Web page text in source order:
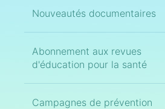
Nouveautés documentaires
Abonnement aux revues
d'éducation pour la santé
Campagnes de prévention